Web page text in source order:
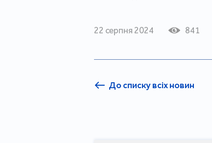
22 серпня 2024 841
До списку всіх новин